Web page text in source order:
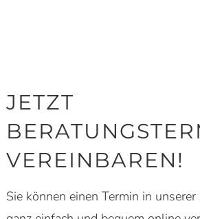
JETZT
VEREINBAREN!
Sie können einen Termin in